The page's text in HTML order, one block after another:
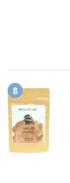
8